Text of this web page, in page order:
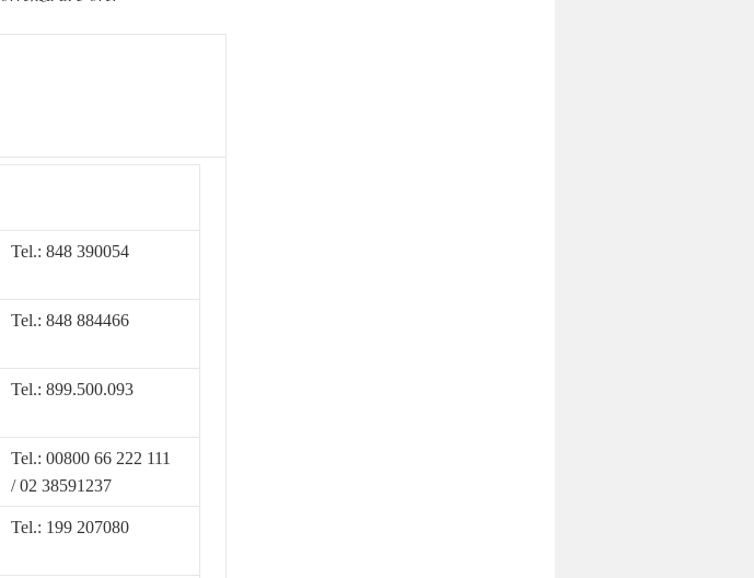
Tel.: 848 390054
Tel.: 848 884466
Tel.: 899.500.093
Tel.: 00800 66 222 111
/ 02 38591237
Tel.: 199 207080